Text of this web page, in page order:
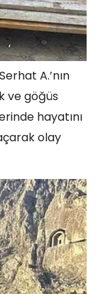
A.’nın
ve göğüs
hayatını
olay